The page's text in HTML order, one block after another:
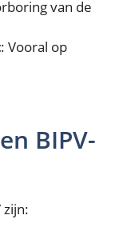
van de
: Vooral op
BIPV-
zijn: